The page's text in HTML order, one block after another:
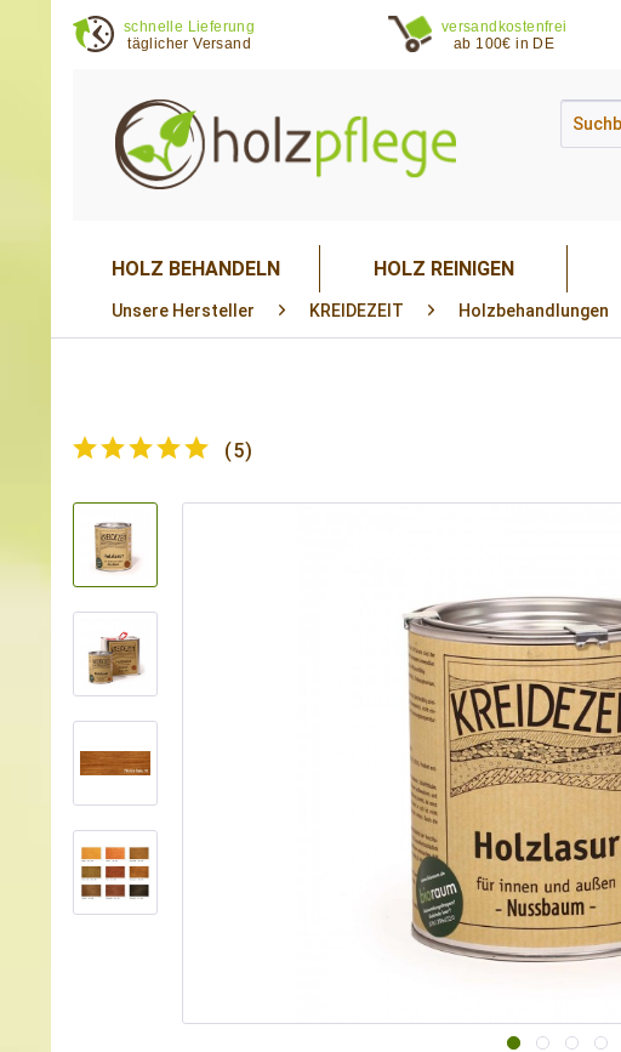
schnelle Lieferung
täglicher Versand
versandkostenfrei
ab 100€ in DE
HOLZ BEHANDELN HOLZ REINIGEN
Unsere Hersteller KREIDEZEIT Holzbehandlungen
(5)